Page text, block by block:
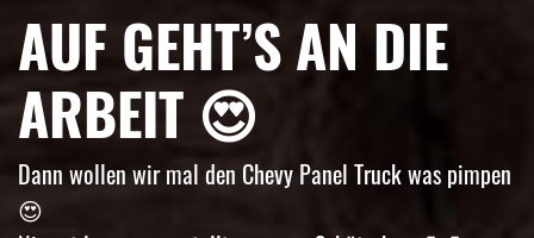
AUF GEHT’S AN DIE
ARBEIT 😍
Dann wollen wir mal den Chevy Panel Truck was pimpen
😍